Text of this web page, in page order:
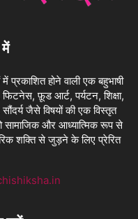
में
प्रकाशित होने वाली एक बहुभाषी
फ़ूड आर्ट, पर्यटन, शिक्षा,
जैसे विषयों की एक विस्तृत
सामाजिक और आध्यात्मिक रूप से
शक्ति से जुड़ने के लिए प्रेरित